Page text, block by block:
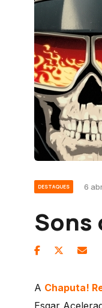
DESTAQUES 6
Sons
A Chaputa!
Esgar